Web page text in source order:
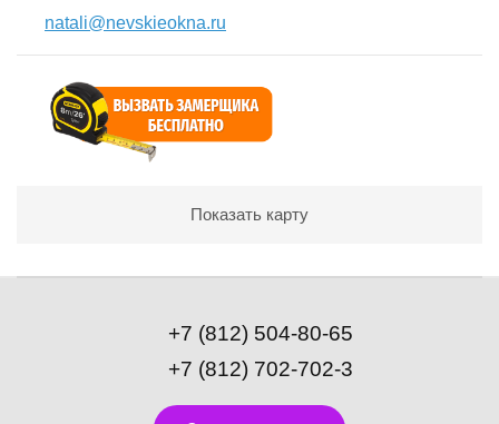
natali@nevskieokna.ru
Показать карту
+7 (812) 504-80-65
+7 (812) 702-702-3